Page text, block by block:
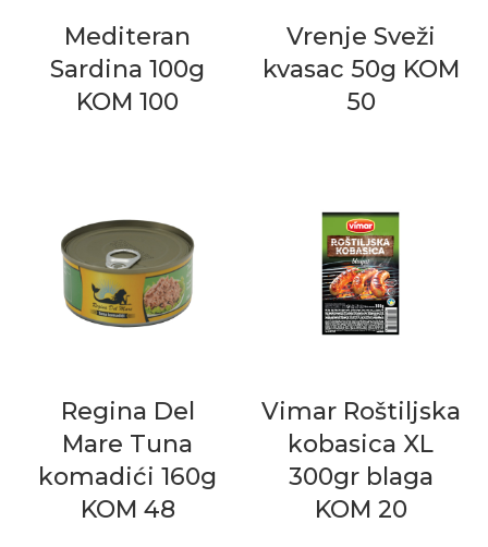
Mediteran
Sardina 100g
KOM 100
Vrenje Sveži
kvasac 50g KOM
50
Regina Del
Mare Tuna
komadići 160g
KOM 48
Vimar Roštiljska
kobasica XL
300gr blaga
KOM 20